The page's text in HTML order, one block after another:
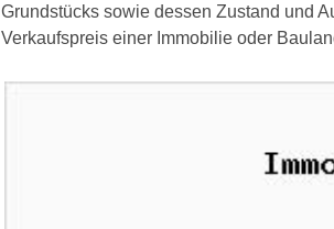
Grundstücks sowie dessen Zustand und
Verkaufspreis einer Immobilie oder